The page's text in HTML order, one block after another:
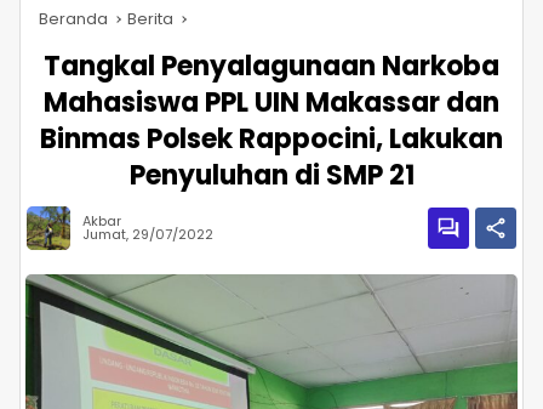
Beranda Berita
Tangkal Penyalagunaan Narkoba
Mahasiswa PPL UIN Makassar dan
Binmas Polsek Rappocini, Lakukan
Penyuluhan di SMP 21
Akbar
Jumat, 29/07/2022